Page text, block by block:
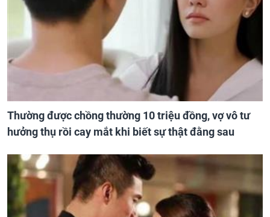
Thường được chồng thường 10 triệu đồng, vợ vô tư
hưởng thụ rồi cay mắt khi biết sự thật đằng sau